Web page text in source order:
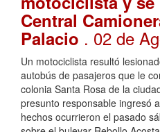
Central
Palacio . 02 de
Un motociclista resultó
autobús de pasajeros que le
colonia Santa Rosa de la
presunto responsable ingresó
hechos ocurrieron el pasado